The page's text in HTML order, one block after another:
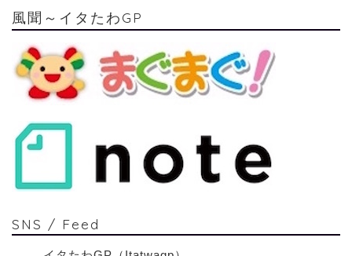
風聞～イタたわGP
SNS / Feed